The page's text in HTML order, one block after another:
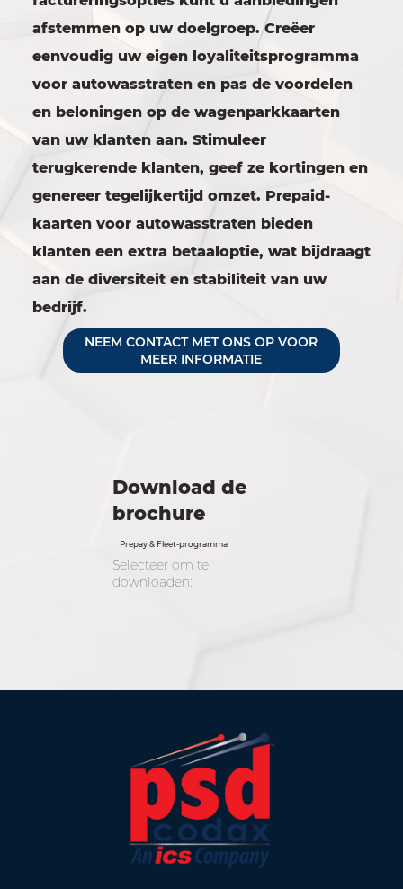
afstemmen op uw doelgroep. Creëer
eenvoudig uw eigen loyaliteitsprogramma
voor autowasstraten en pas de voordelen
en beloningen op de wagenparkkaarten
van uw klanten aan. Stimuleer
terugkerende klanten, geef ze kortingen en
genereer tegelijkertijd omzet. Prepaid-
kaarten voor autowasstraten bieden
klanten een extra betaaloptie, wat bijdraagt
aan de diversiteit en stabiliteit van uw
bedrijf.
NEEM CONTACT MET ONS OP VOOR
MEER INFORMATIE
Download de
brochure
Prepay & Fleet-programma
Selecteer om te
downloaden: